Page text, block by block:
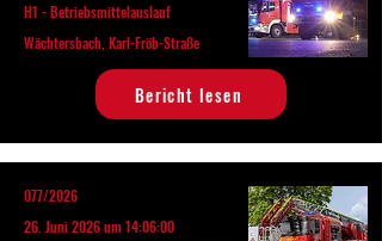
H1 - Betriebsmittelauslauf
Wächtersbach, Karl-Fröb-Straße
Bericht lesen
077/2026
26. Juni 2026 um 14:06:00